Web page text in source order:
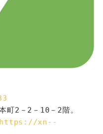
町2－2－10－2階。
https://xn--